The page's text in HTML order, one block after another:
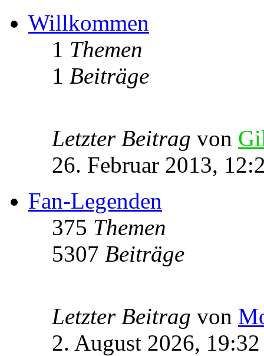
Willkommen
1 Themen
1 Beiträge
Letzter Beitrag von
26. Februar 2013,
Fan-Legenden
375 Themen
5307 Beiträge
Letzter Beitrag von
2. August 2026, 19:32